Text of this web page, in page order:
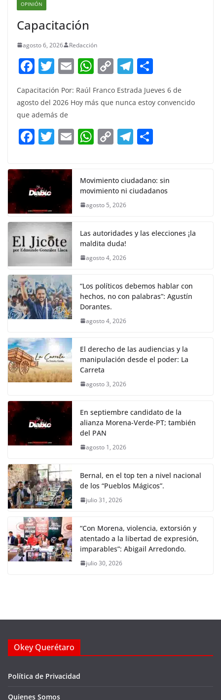
OPINIÓN
Capacitación
agosto 6, 2026 Redacción
F
a
c
e
b
o
k
T
itt
er
E
m
ai
W
at
A
p
C
p
Li
n
T
el
e
a
m
ar
e
Capacitación Por: Raúl Franco Estrada Jueves 6 de
agosto del 2026 Hoy más que nunca estoy convencido
que además de
F
c
e
b
o
o
k
T
itt
er
E W
s
A
p
C
y
Li
k
T
gr
a
e
Movimiento ciudadano: sin
movimiento ni ciudadanos
agosto 5, 2026
Las autoridades y las elecciones ¡la
maldita duda!
agosto 4, 2026
“Los políticos debemos hablar con
hechos, no con palabras”: Agustín
Dorantes.
agosto 4, 2026
El derecho de las audiencias y la
manipulación desde el poder: La
Carreta
agosto 3, 2026
En septiembre candidato de la
alianza Morena-Verde-PT; también
del PAN
agosto 1, 2026
Bernal, en el top ten a nivel nacional
de los “Pueblos Mágicos”.
julio 31, 2026
“Con Morena, violencia, extorsión y
atentado a la libertad de expresión,
imparables”: Abigail Arredondo.
julio 30, 2026
Okey Querétaro
Política de Privacidad
Quienes Somos